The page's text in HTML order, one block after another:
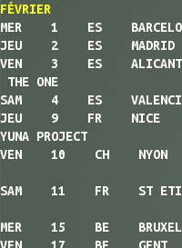
FÉVRIER
MER 1 ES
JEU 2 ES MADRID
VEN 3 ES ALICANTE /
THE ONE
SAM 4 ES
JEU 9 FR NICE
YUNA PROJECT
VEN 10 CH NYON
SAM 11 FR ST
MER 15 BE
VEN 17 BE